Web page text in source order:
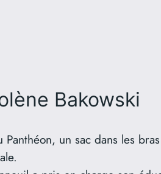
Bakowski
un sac dans les